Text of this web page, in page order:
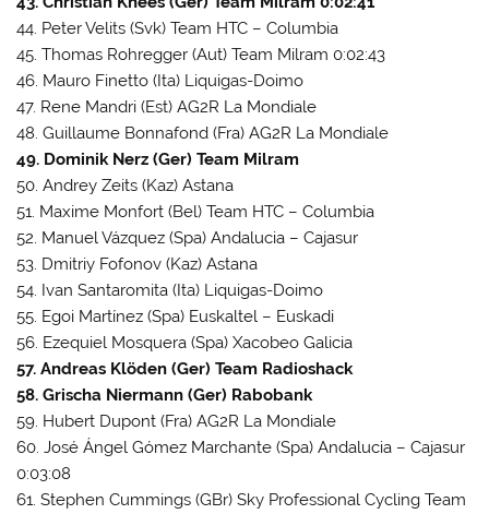
44. Peter Velits (Svk) Team HTC – Columbia
45. Thomas Rohregger (Aut) Team Milram 0:02:43
46. Mauro Finetto (Ita) Liquigas-Doimo
47. Rene Mandri (Est) AG2R La Mondiale
48. Guillaume Bonnafond (Fra) AG2R La Mondiale
49. Dominik Nerz (Ger) Team Milram
50. Andrey Zeits (Kaz) Astana
51. Maxime Monfort (Bel) Team HTC – Columbia
52. Manuel Vázquez (Spa) Andalucia – Cajasur
53. Dmitriy Fofonov (Kaz) Astana
54. Ivan Santaromita (Ita) Liquigas-Doimo
55. Egoi Martínez (Spa) Euskaltel – Euskadi
56. Ezequiel Mosquera (Spa) Xacobeo Galicia
57. Andreas Klöden (Ger) Team Radioshack
58. Grischa Niermann (Ger) Rabobank
59. Hubert Dupont (Fra) AG2R La Mondiale
60. José Ángel Gómez Marchante (Spa) Andalucia – Cajasur
0:03:08
61. Stephen Cummings (GBr) Sky Professional Cycling Team